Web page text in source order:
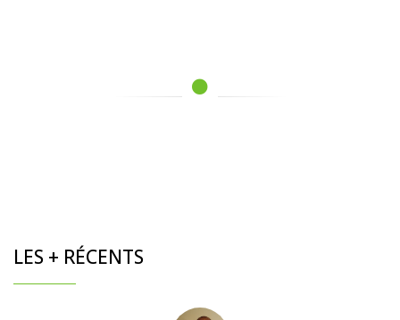
LES + RÉCENTS